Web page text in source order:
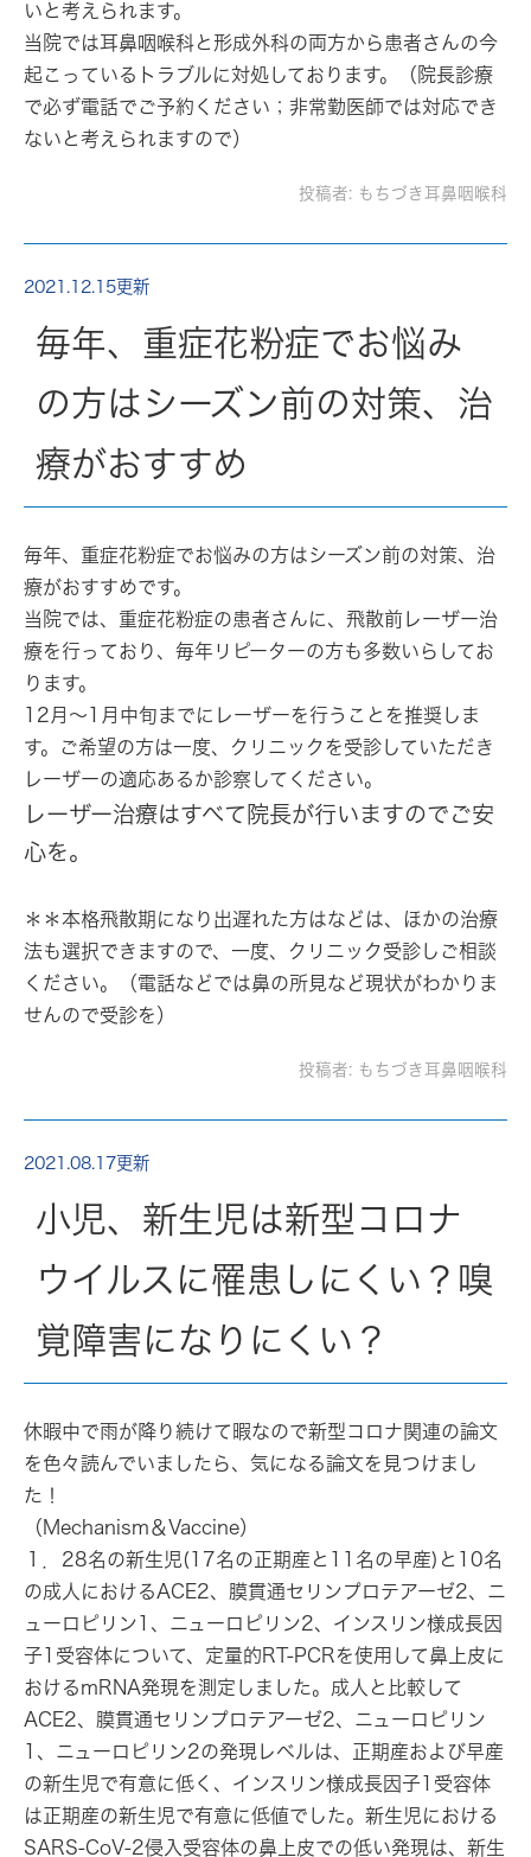
いと考えられます。
当院では耳鼻咽喉科と形成外科の両方から患者さんの今
起こっているトラブルに対処しております。（ 院長診療
で必ず電話でご予約ください ；非常勤医師では対応でき
ないと考えられますので）
投稿者: もちづき耳鼻咽喉科
2021.12.15更新
毎年、重症花粉症でお悩み
の方はシーズン前の対策、治
療がおすすめ
毎年、 重症花粉症でお悩みの方はシーズン前の対策、治
療がおすすめです。
当院では、重症花粉症の患者さんに、飛散前レーザー治
療を行っており、毎年リピーターの方も多数いらしてお
ります。
12月～1月中旬までにレーザーを行うことを推奨しま
す。ご希望の方は一度、クリニックを受診していただき
レーザーの適応あるか診察してください。
レーザー治療はすべて院長が行いますのでご安
心を。
＊＊本格飛散期になり出遅れた方はなどは、ほかの治療
法も選択できますので、一度、クリニック受診しご相談
ください。（電話などでは鼻の所見など現状がわかりま
せんので受診を）
投稿者: もちづき耳鼻咽喉科
2021.08.17更新
小児、新生児は新型コロナ
ウイルスに罹患しにくい？嗅
覚障害になりにくい？
休暇中で雨が降り続けて暇なので新型コロナ関連の論文
を色々読んでいましたら、気になる論文を見つけまし
た！
（Mechanism＆Vaccine）
１．28名の新生児(17名の正期産と11名の早産)と10名
の成人におけるACE2、膜貫通セリンプロテアーゼ2、ニ
ューロピリン1、ニューロピリン2、インスリン様成長因
子1受容体について、定量的RT-PCRを使用して鼻上皮に
おけるmRNA発現を測定しました。成人と比較して
ACE2、膜貫通セリンプロテアーゼ2、ニューロピリン
1、ニューロピリン2の発現レベルは、正期産および早産
の新生児で有意に低く、インスリン様成長因子1受容体
は正期産の新生児で有意に低値でした。新生児における
SARS-CoV-2侵入受容体の鼻上皮での低い発現は、新生